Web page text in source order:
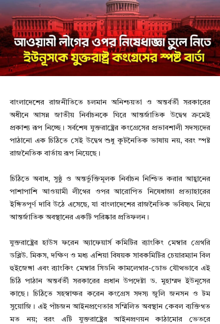
বাংলাদেশের রাজনীতিতে চলমান অনিশ্চয়তা ও অন্তর্বর্তী সরকারের
অধীনে আসন্ন জাতীয় নির্বাচনকে ঘিরে আন্তর্জাতিক উদ্বেগ ক্রমেই
প্রকাশ্য রূপ নিচ্ছে। সর্বশেষ যুক্তরাষ্ট্রের কংগ্রেসের প্রভাবশালী সদস্যদের
পাঠানো এক চিঠিতে সেই উদ্বেগ শুধু কূটনৈতিক ভাষায় নয়, বরং স্পষ্ট
রাজনৈতিক বার্তায় রূপ নিয়েছে।
চিঠিতে অবাধ, সুষ্ঠু ও অন্তর্ভুক্তিমূলক নির্বাচন নিশ্চিত করার আহ্বানের
পাশাপাশি আওয়ামী লীগের ওপর আরোপিত নিষেধাজ্ঞা প্রত্যাহারের
ইঙ্গিতপূর্ণ দাবি উঠে এসেছে, যা বাংলাদেশের রাজনৈতিক ভবিষ্যৎ নিয়ে
আন্তর্জাতিক অবস্থানের একটি পরিষ্কার প্রতিফলন।
যুক্তরাষ্ট্রের হাউস ফরেন অ্যাফেয়ার্স কমিটির র‌্যাংকিং মেম্বার গ্রেগরি
ডব্লিউ. মিকস, দক্ষিণ ও মধ্য এশিয়া বিষয়ক সাবকমিটির চেয়ারম্যান বিল
হুইজেঙ্গা এবং র‌্যাংকিং মেম্বার সিডনি কামলেগার-ডোভ যৌথভাবে এই
চিঠি পাঠান অন্তর্বর্তী সরকারের প্রধান উপদেষ্টা ড. মুহাম্মদ ইউনূসের
কাছে। চিঠিতে সহস্বাক্ষর করেন কংগ্রেস সদস্য জুলি জনসন ও টম
সুয়োজি। এই পাঁচজন আইনপ্রণেতার সম্মিলিত অবস্থান কেবল ব্যক্তিগত
মত নয়; বরং এটি যুক্তরাষ্ট্রের আইনপ্রণয়ন কাঠামোর ভেতরে